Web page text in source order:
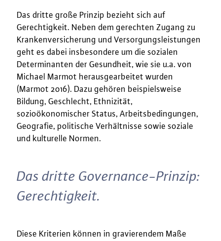
Das dritte große Prinzip bezieht sich auf
Gerechtigkeit. Neben dem gerechten Zugang zu
Krankenversicherung und Versorgungsleistungen
geht es dabei insbesondere um die sozialen
Determinanten der Gesundheit, wie sie u.a. von
Michael Marmot herausgearbeitet wurden
(Marmot 2016). Dazu gehören beispielsweise
Bildung, Geschlecht, Ethnizität,
sozioökonomischer Status, Arbeitsbedingungen,
Geografie, politische Verhältnisse sowie soziale
und kulturelle Normen.
Das dritte Governance-Prinzip:
Gerechtigkeit.
Diese Kriterien können in gravierendem Maße